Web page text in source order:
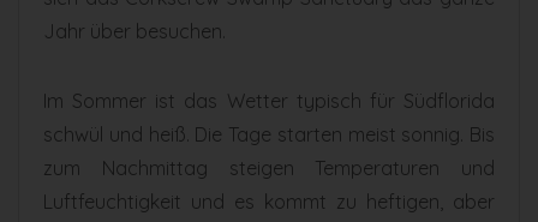
Jahr über besuchen.
Im Sommer ist das Wetter typisch für Südflorida
schwül und heiß. Die Tage starten meist sonnig. Bis
zum Nachmittag steigen Temperaturen und
Luftfeuchtigkeit und es kommt zu heftigen, aber